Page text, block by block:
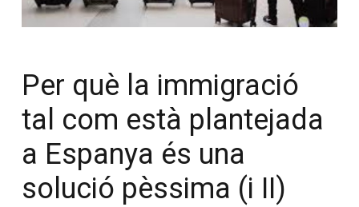
Per què la immigració
tal com està plantejada
a Espanya és una
solució pèssima (i II)